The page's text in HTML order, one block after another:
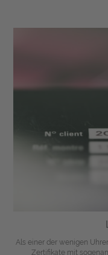
Als einer der wenigen
Zertifikate mit